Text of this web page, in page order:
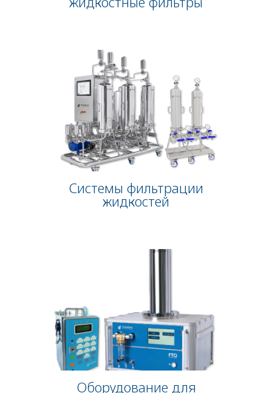
Системы фильтрации
жидкостей
Оборудование для